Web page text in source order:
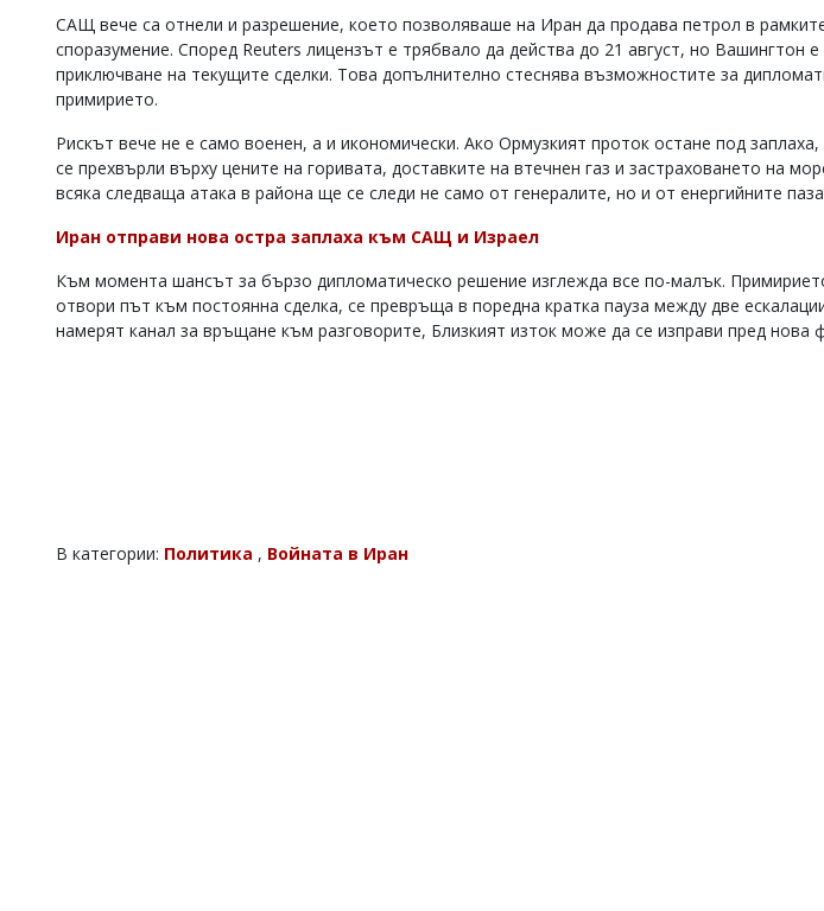
САЩ вече са отнели и разрешение, което позволяваше на Иран да продава петрол в
споразумение. Според Reuters лицензът е трябвало да действа до 21 август, но Вашингтон
приключване на текущите сделки. Това допълнително стеснява възможностите за
примирието.
Рискът вече не е само военен, а и икономически. Ако Ормузкият проток остане под
се прехвърли върху цените на горивата, доставките на втечнен газ и застраховането на
всяка следваща атака в района ще се следи не само от генералите, но и от енергийните
Иран отправи нова остра заплаха към САЩ и Израел
Към момента шансът за бързо дипломатическо решение изглежда все по-малък.
отвори път към постоянна сделка, се превръща в поредна кратка пауза между две
намерят канал за връщане към разговорите, Близкият изток може да се изправи пред нова
В категории: Политика , Войната в Иран